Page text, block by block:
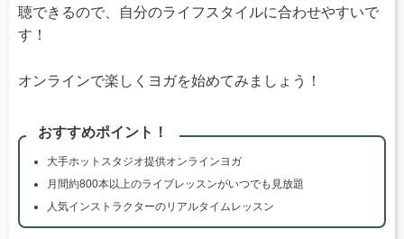
聴できるので、自分のライフスタイルに合わせやすいで
す！
オンラインで楽しくヨガを始めてみましょう！
おすすめポイント！
大手ホットスタジオ提供オンラインヨガ
月間約800本以上のライブレッスンがいつでも見放題
人気インストラクターのリアルタイムレッスン